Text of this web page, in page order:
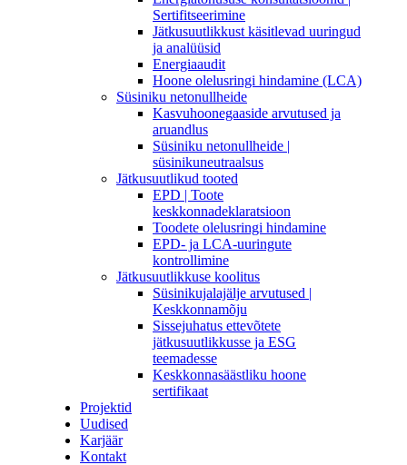
Sertifitseerimine
Jätkusuutlikkust käsitlevad uuringud
ja analüüsid
Energiaaudit
Hoone olelusringi hindamine (LCA)
Süsiniku netonullheide
Kasvuhoonegaaside arvutused ja
aruandlus
Süsiniku netonullheide |
süsinikuneutraalsus
Jätkusuutlikud tooted
EPD | Toote
keskkonnadeklaratsioon
Toodete olelusringi hindamine
EPD- ja LCA-uuringute
kontrollimine
Jätkusuutlikkuse koolitus
Süsinikujalajälje arvutused |
Keskkonnamõju
Sissejuhatus ettevõtete
jätkusuutlikkusse ja ESG
teemadesse
Keskkonnasäästliku hoone
sertifikaat
Projektid
Uudised
Karjäär
Kontakt